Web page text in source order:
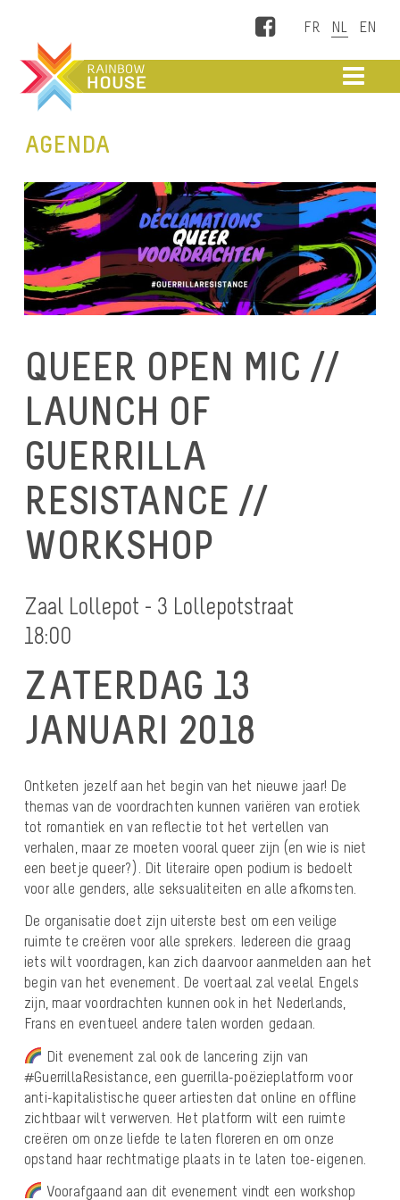
Facebook
AGENDA
QUEER OPEN MIC //
LAUNCH OF
GUERRILLA
RESISTANCE //
WORKSHOP
Zaal Lollepot - 3 Lollepotstraat
18:00
ZATERDAG 13
JANUARI 2018
Ontketen jezelf aan het begin van het nieuwe jaar! De
themas van de voordrachten kunnen variëren van erotiek
tot romantiek en van reflectie tot het vertellen van
verhalen, maar ze moeten vooral queer zijn (en wie is niet
een beetje queer?). Dit literaire open podium is bedoelt
voor alle genders, alle seksualiteiten en alle afkomsten.
De organisatie doet zijn uiterste best om een ​​veilige
ruimte te creëren voor alle sprekers. Iedereen die graag
iets wilt voordragen, kan zich daarvoor aanmelden aan het
begin van het evenement. De voertaal zal veelal Engels
zijn, maar voordrachten kunnen ook in het Nederlands,
Frans en eventueel andere talen worden gedaan.
Dit evenement zal ook de lancering zijn van
#GuerrillaResistance, een guerrilla-poëzieplatform voor
anti-kapitalistische queer artiesten dat online en offline
zichtbaar wilt verwerven. Het platform wilt een ruimte
creëren om onze liefde te laten floreren en om onze
opstand haar rechtmatige plaats in te laten toe-eigenen.
Voorafgaand aan dit evenement vindt een workshop